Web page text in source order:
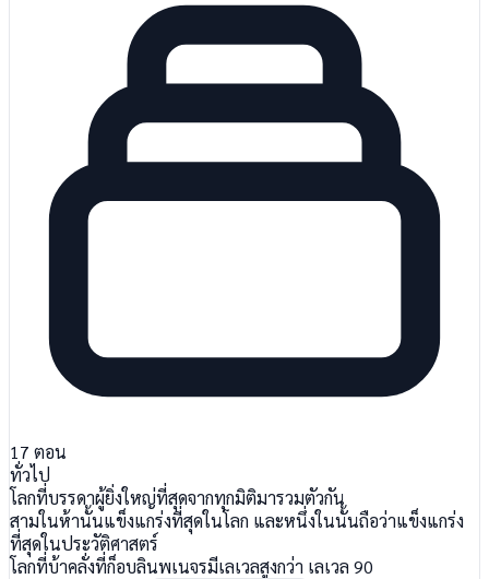
17 ตอน
ทั่วไป
โลกที่บรรดาผู้ยิ่งใหญ่ที่สุดจากทุกมิติมารวมตัวกัน
สามในห้านั้นแข็งแกร่งที่สุดในโลก และหนึ่งในนั้นถือว่าแข็งแกร่ง
ที่สุดในประวัติศาสตร์
โลกที่บ้าคลั่งที่ก็อบลินพเนจรมีเลเวลสูงกว่า เลเวล 90